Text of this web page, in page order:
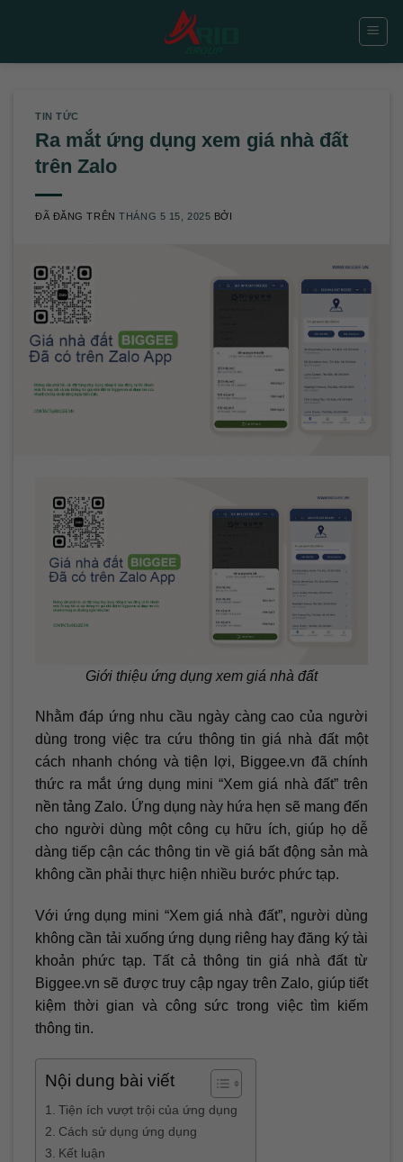
TIN TỨC
Ra mắt ứng dụng xem giá nhà đất
trên Zalo
ĐÃ ĐĂNG TRÊNTHÁNG 5 15, 2025 BỞI
Giới thiệu ứng dụng xem giá nhà đất
Nhằm đáp ứng nhu cầu ngày càng cao của người
dùng trong việc tra cứu thông tin giá nhà đất một
cách nhanh chóng và tiện lợi, Biggee.vn đã chính
thức ra mắt ứng dụng mini “Xem giá nhà đất” trên
nền tảng Zalo. Ứng dụng này hứa hẹn sẽ mang đến
cho người dùng một công cụ hữu ích, giúp họ dễ
dàng tiếp cận các thông tin về giá bất động sản mà
không cần phải thực hiện nhiều bước phức tạp.
Với ứng dụng mini “Xem giá nhà đất”, người dùng
không cần tải xuống ứng dụng riêng hay đăng ký tài
khoản phức tạp. Tất cả thông tin giá nhà đất từ
Biggee.vn sẽ được truy cập ngay trên Zalo, giúp tiết
kiệm thời gian và công sức trong việc tìm kiếm
thông tin.
Nội dung bài viết
Tiện ích vượt trội của ứng dụng
Cách sử dụng ứng dụng
Kết luận